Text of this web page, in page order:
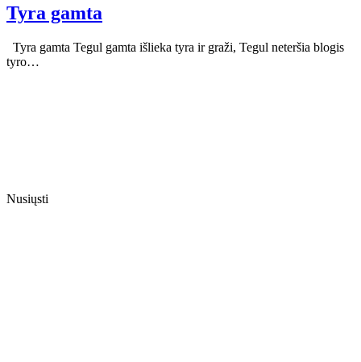
Tyra gamta
Tyra gamta Tegul gamta išlieka tyra ir graži, Tegul neteršia blogis
tyro…
Nusiųsti